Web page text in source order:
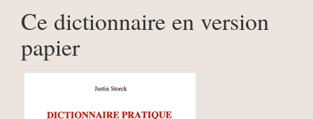
Ce dictionnaire en version
papier